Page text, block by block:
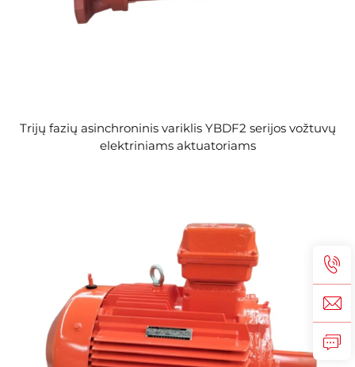
Trijų fazių asinchroninis variklis YBDF2 serijos vožtuvų
elektriniams aktuatoriams